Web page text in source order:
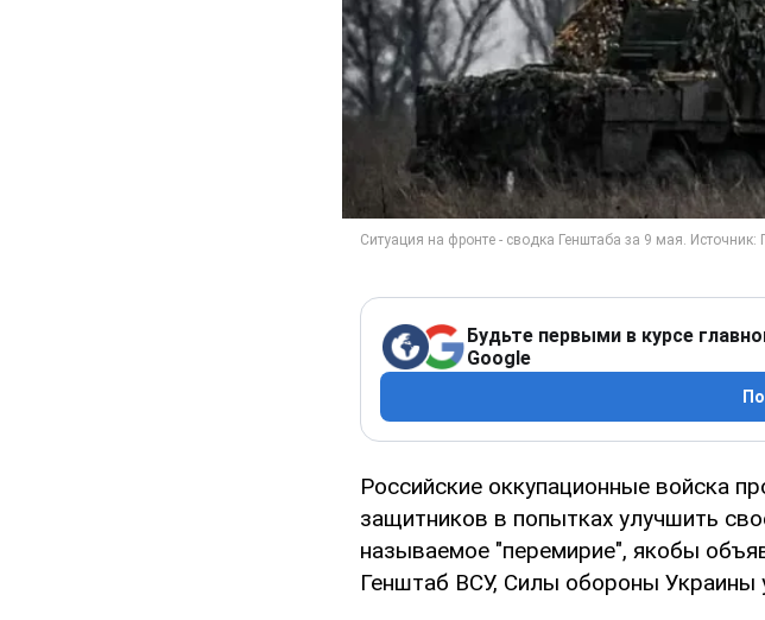
Будьте первыми в курсе
Google
Российские оккупационные войска
защитников в попытках улучшить
называемое "перемирие", якобы
Генштаб ВСУ, Силы обороны